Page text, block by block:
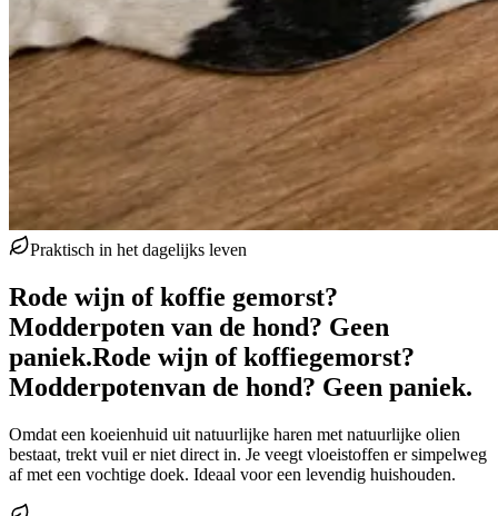
Praktisch in het dagelijks leven
Rode wijn of koffie gemorst?
Modderpoten van de hond? Geen
paniek.Rode wijn of koffiegemorst?
Modderpotenvan de hond? Geen paniek.
Omdat een koeienhuid uit natuurlijke haren met natuurlijke olien
bestaat, trekt vuil er niet direct in. Je veegt vloeistoffen er simpelweg
af met een vochtige doek. Ideaal voor een levendig huishouden.